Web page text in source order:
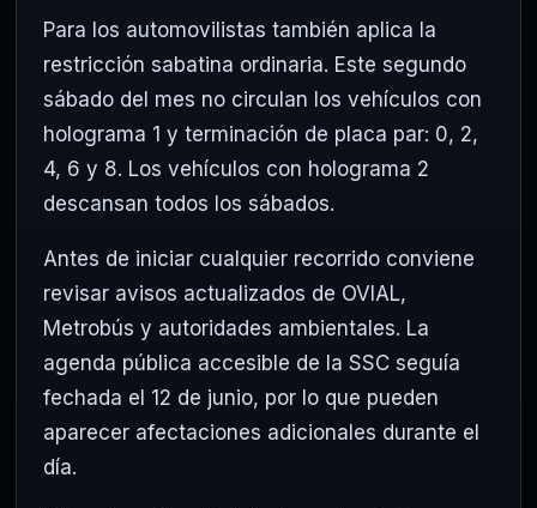
Para los automovilistas también aplica la
restricción sabatina ordinaria. Este segundo
sábado del mes no circulan los vehículos con
holograma 1 y terminación de placa par: 0, 2,
4, 6 y 8. Los vehículos con holograma 2
descansan todos los sábados.
Antes de iniciar cualquier recorrido conviene
revisar avisos actualizados de OVIAL,
Metrobús y autoridades ambientales. La
agenda pública accesible de la SSC seguía
fechada el 12 de junio, por lo que pueden
aparecer afectaciones adicionales durante el
día.